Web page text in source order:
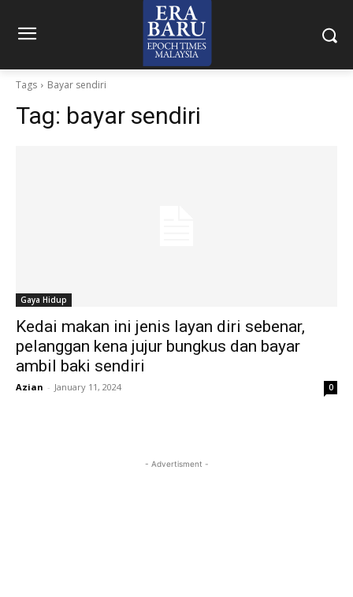
Tags Bayar sendiri
Tag: bayar sendiri
Gaya Hidup
Kedai makan ini jenis layan diri sebenar,
pelanggan kena jujur bungkus dan bayar
ambil baki sendiri
Azian - January 11, 2024 0
- Advertisment -